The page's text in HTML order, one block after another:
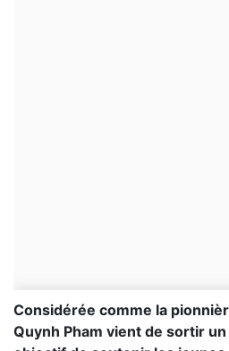
Considérée comme la
Quynh Pham vient de sortir